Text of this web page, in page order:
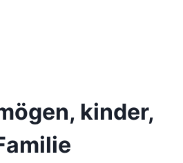
kinder,